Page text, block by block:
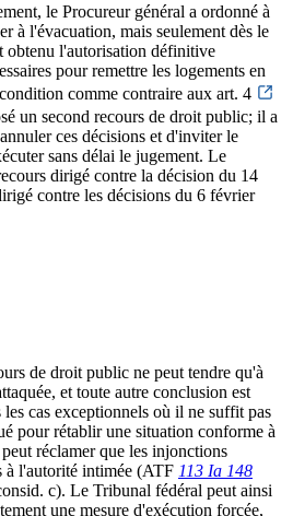
le Procureur général a ordonné à
à l'évacuation, mais seulement dès le
obtenu l'autorisation définitive
pour remettre les logements en
comme contraire aux art. 4
un second recours de droit public; il a
ces décisions et d'inviter le
sans délai le jugement. Le
dirigé contre la décision du 14
contre les décisions du 6 février
de droit public ne peut tendre qu'à
et toute autre conclusion est
cas exceptionnels où il ne suffit pas
pour rétablir une situation conforme à
réclamer que les injonctions
à l'autorité intimée (ATF 113 Ia 148
c). Le Tribunal fédéral peut ainsi
une mesure d'exécution forcée,